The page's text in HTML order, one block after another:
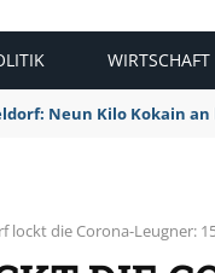
WIRTSCHAFT
Neun Kilo Kokain
lockt die Corona-Leugner: